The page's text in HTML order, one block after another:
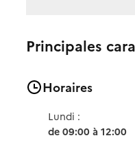
Principales
Horaires
Lundi :
de 09:00 à 12:00